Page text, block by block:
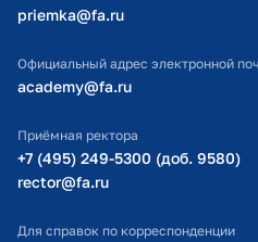
Министерство науки и
priemka@fa.ru
Официальный адрес электронной
academy@fa.ru
Приёмная ректора
+7 (495) 249-5300 (доб. 9580)
rector@fa.ru
Для справок по корреспонденции